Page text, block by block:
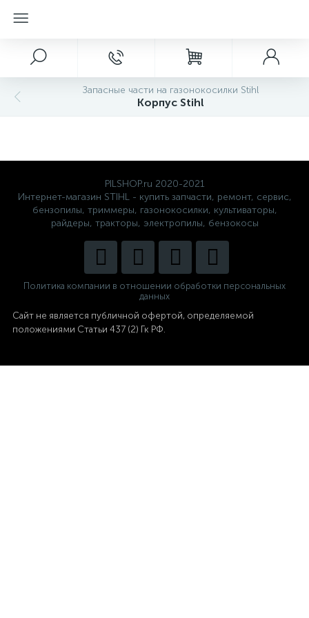
Запасные части на газонокосилки Stihl
Корпус Stihl
PILSHOP.ru 2020-2021
Интернет-магазин STIHL - купить запчасти, ремонт, сервис,
бензопилы, триммеры, газонокосилки, культиваторы,
райдеры, тракторы, электропилы, бензокосы
Политика компании в отношении обработки персональных
данных
Сайт не является публичной офертой, определяемой
положениями Статьи 437 (2) Гк РФ.